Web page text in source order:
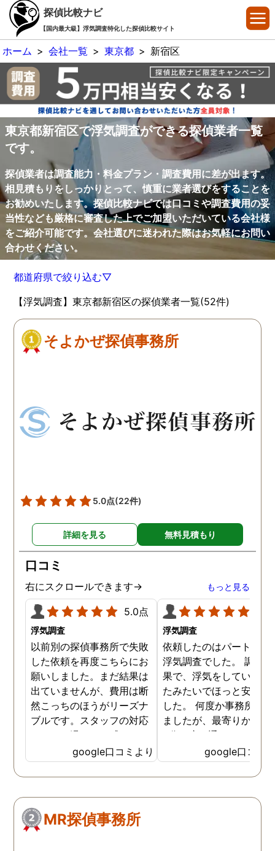
探偵比較ナビ
【国内最大級】浮気調査特化した探偵比較サイト
ホーム > 会社一覧 > 東京都 > 新宿区
東京都新宿区で浮気調査ができる探偵業者一覧
です。
探偵業者は調査能力・料金プラン・調査費用に差が出ます。
相見積もりをしっかりとって、慎重に業者選びをすることを
お勧めいたします。探偵比較ナビでは口コミや調査費用の妥
当性なども厳格に審査した上でご加盟いただいている会社様
をご紹介可能です。会社選びに迷われた際はお気軽にお問い
合わせください。
都道府県で絞り込む▽
【浮気調査】東京都新宿区の探偵業者一覧(52件)
そよかぜ探偵事務所
5.0点(22件)
詳細を見る 無料見積もり
口コミ
右にスクロールできます→ もっと見る
5.0点
浮気調査
以前別の探偵事務所で失敗
した依頼を再度こちらにお
願いしました。まだ結果は
出ていませんが、費用は断
然こっちのほうがリーズナ
ブルです。スタッフの対応
なんかも温かみを感じま
す。はじめからこちらにす
ればよかったです😢 …
google口コミより
浮気調査
依頼したのはパートナー
浮気調査でした。 調査
果で、浮気をしていなか
たみたいでほっと安心し
した。 何度か事務所に
ましたが、最寄りから徒
3分程度で通いやすかっ
google口コミ
MR探偵事務所